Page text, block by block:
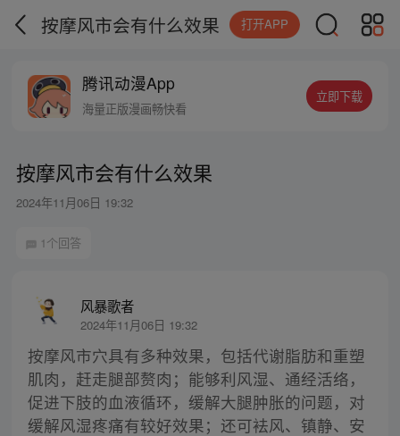
按摩风市会有什么效果 打开APP
腾讯动漫App
海量正版漫画畅快看
立即下载
按摩风市会有什么效果
2024年11月06日 19:32
1个回答
风暴歌者
2024年11月06日 19:32
按摩风市穴具有多种效果，包括代谢脂肪和重塑
肌肉，赶走腿部赘肉；能够利风湿、通经活络，
促进下肢的血液循环，缓解大腿肿胀的问题，对
缓解风湿疼痛有较好效果；还可袪风、镇静、安